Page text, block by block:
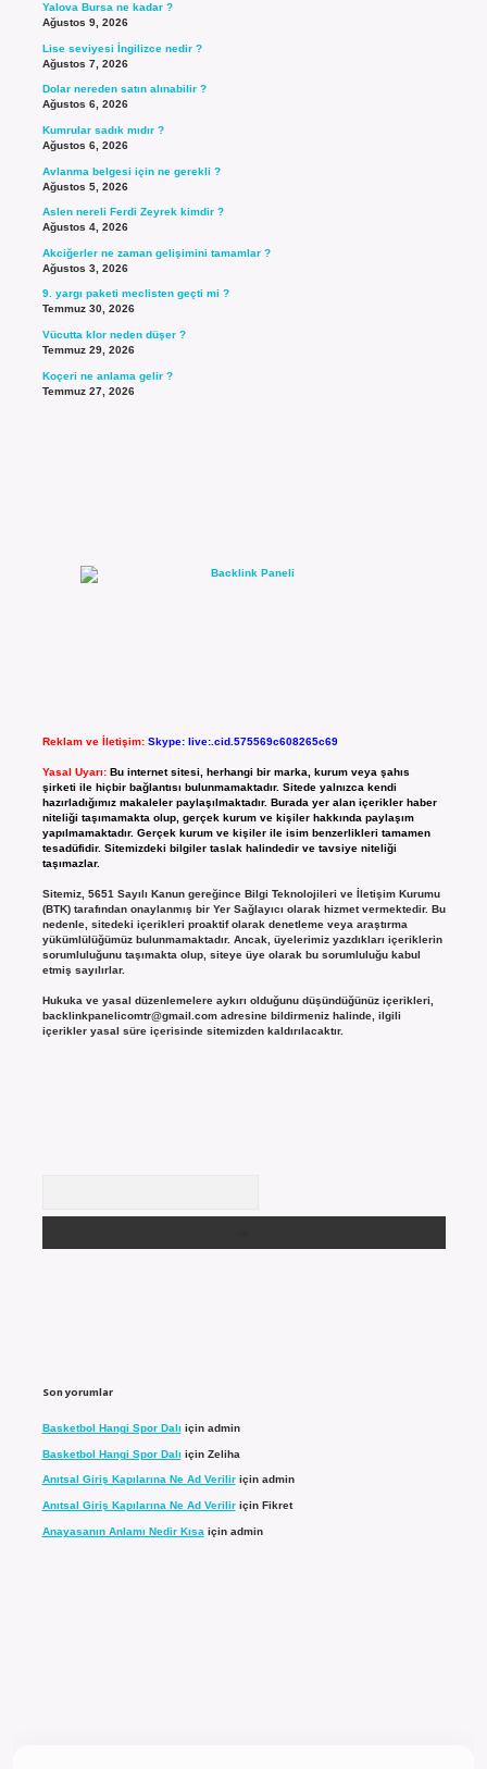
Yalova Bursa ne kadar ?
Ağustos 9, 2026
Lise seviyesi İngilizce nedir ?
Ağustos 7, 2026
Dolar nereden satın alınabilir ?
Ağustos 6, 2026
Kumrular sadık mıdır ?
Ağustos 6, 2026
Avlanma belgesi için ne gerekli ?
Ağustos 5, 2026
Aslen nereli Ferdi Zeyrek kimdir ?
Ağustos 4, 2026
Akciğerler ne zaman gelişimini tamamlar ?
Ağustos 3, 2026
9. yargı paketi meclisten geçti mi ?
Temmuz 30, 2026
Vücutta klor neden düşer ?
Temmuz 29, 2026
Koçeri ne anlama gelir ?
Temmuz 27, 2026
Reklam ve İletişim: Skype: live:.cid.575569c608265c69
Yasal Uyarı: Bu internet sitesi, herhangi bir marka, kurum veya şahıs
şirketi ile hiçbir bağlantısı bulunmamaktadır. Sitede yalnızca kendi
hazırladığımız makaleler paylaşılmaktadır. Burada yer alan içerikler haber
niteliği taşımamakta olup, gerçek kurum ve kişiler hakkında paylaşım
yapılmamaktadır. Gerçek kurum ve kişiler ile isim benzerlikleri tamamen
tesadüfidir. Sitemizdeki bilgiler taslak halindedir ve tavsiye niteliği
taşımazlar.
Sitemiz, 5651 Sayılı Kanun gereğince Bilgi Teknolojileri ve İletişim Kurumu
(BTK) tarafından onaylanmış bir Yer Sağlayıcı olarak hizmet vermektedir. Bu
nedenle, sitedeki içerikleri proaktif olarak denetleme veya araştırma
yükümlülüğümüz bulunmamaktadır. Ancak, üyelerimiz yazdıkları içeriklerin
sorumluluğunu taşımakta olup, siteye üye olarak bu sorumluluğu kabul
etmiş sayılırlar.
Hukuka ve yasal düzenlemelere aykırı olduğunu düşündüğünüz içerikleri,
backlinkpanelicomtr@gmail.comadresine bildirmeniz halinde, ilgili
içerikler yasal süre içerisinde sitemizden kaldırılacaktır.
Son yorumlar
Basketbol Hangi Spor Dalı için admin
Basketbol Hangi Spor Dalı için Zeliha
Anıtsal Giriş Kapılarına Ne Ad Veriliriçin admin
Anıtsal Giriş Kapılarına Ne Ad Veriliriçin Fikret
Anayasanın Anlamı Nedir Kısa için admin